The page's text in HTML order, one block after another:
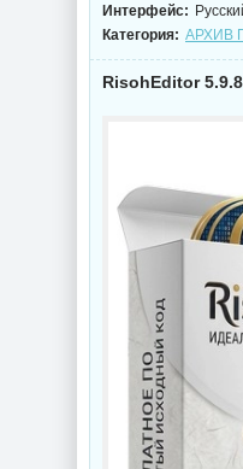
Интерфейс:
Категория: АРХИВ
RisohEditor